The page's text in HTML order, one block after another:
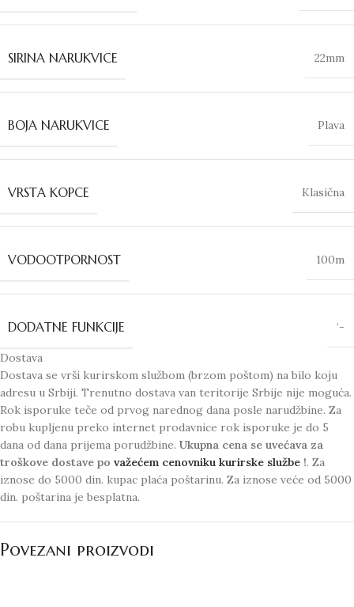
SIRINA NARUKVICE 22mm
BOJA NARUKVICE Plava
VRSTA KOPCE Klasična
VODOOTPORNOST 100m
DODATNE FUNKCIJE ‘-
Dostava
Dostava se vrši kurirskom službom (brzom poštom) na bilo koju
adresu u Srbiji. Trenutno dostava van teritorije Srbije nije moguća.
Rok isporuke teče od prvog narednog dana posle narudžbine. Za
robu kupljenu preko internet prodavnice rok isporuke je do 5
dana od dana prijema porudžbine. Ukupna cena se uvećava za
troškove dostave po važećem cenovniku kurirske službe !. Za
iznose do 5000 din. kupac plaća poštarinu. Za iznose veće od 5000
din. poštarina je besplatna.
Povezani proizvodi